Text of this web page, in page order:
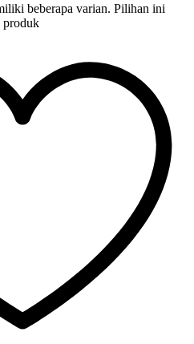
beberapa varian. Pilihan ini
produk